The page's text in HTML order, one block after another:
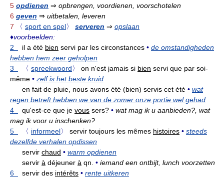
5 opdienen ⇒ opbrengen, voordienen, voorschotelen
6 geven ⇒ uitbetalen, leveren
7
〈 sport en spel〉 serveren ⇒ opslaan
♦voorbeelden:
2
il a été bien servi par les circonstances • de omstandigheden
hebben hem zeer geholpen
3
〈 spreekwoord〉 on n'est jamais si bien servi que par soi-
même • zelf is het beste kruid
en fait de pluie, nous avons été (bien) servis cet été • wat
regen betreft hebben we van de zomer onze portie wel gehad
4
qu'est-ce que je vous sers? • wat mag ik u aanbieden?, wat
mag ik voor u inschenken?
5
〈 informeel〉 servir toujours les mêmes histoires • steeds
dezelfde verhalen opdissen
servir chaud • warm opdienen
servir à déjeuner à qn. • iemand een ontbijt, lunch voorzetten
6
servir des intérêts • rente uitkeren